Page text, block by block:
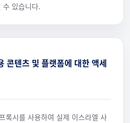
수 있습니다.
콘텐츠 및 플랫폼에 대한 액세
록시를 사용하여 실제 이스라엘 사